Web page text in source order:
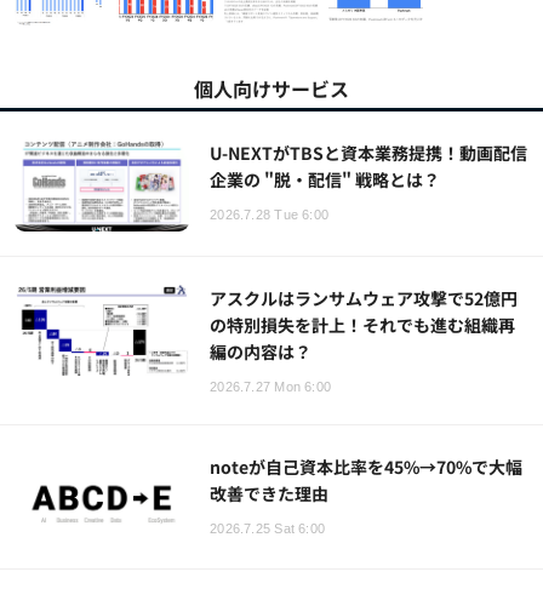
個人向けサービス
U-NEXTがTBSと資本業務提携！動画配信
企業の "脱・配信" 戦略とは？
2026.7.28 Tue 6:00
アスクルはランサムウェア攻撃で52億円
の特別損失を計上！それでも進む組織再
編の内容は？
2026.7.27 Mon 6:00
noteが自己資本比率を45%→70%で大幅
改善できた理由
2026.7.25 Sat 6:00